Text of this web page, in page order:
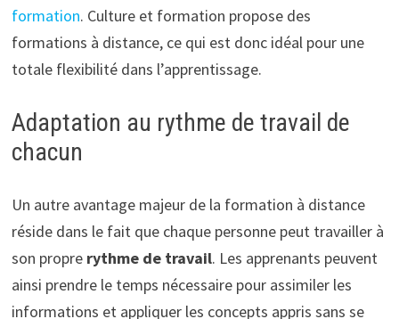
formation. Culture et formation propose des
formations à distance, ce qui est donc idéal pour une
totale flexibilité dans l’apprentissage.
Adaptation au rythme de travail de
chacun
Un autre avantage majeur de la formation à distance
réside dans le fait que chaque personne peut travailler à
son propre rythme de travail. Les apprenants peuvent
ainsi prendre le temps nécessaire pour assimiler les
informations et appliquer les concepts appris sans se